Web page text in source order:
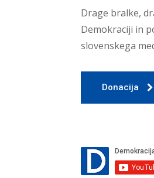
Drage bralke,
Demokraciji in
slovenskega
Donacija